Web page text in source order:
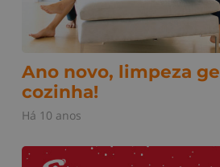
Ano novo, limpeza
cozinha!
Há 10 anos